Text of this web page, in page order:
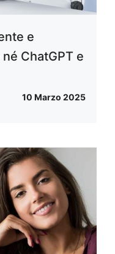
e
ChatGPT e
10 Marzo 2025